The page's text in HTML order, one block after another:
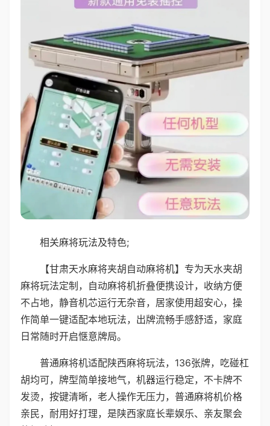
相关麻将玩法及特色;
【甘肃天水麻将夹胡自动麻将机】专为天水夹胡
麻将玩法定制，自动麻将机折叠便携设计，收纳方便
不占地，静音机芯运行无杂音，居家使用超安心，操
作简单一键适配本地玩法，出牌流畅手感舒适，家庭
日常随时开启惬意牌局。
普通麻将机适配陕西麻将玩法，136张牌，吃碰杠
胡均可，牌型简单接地气，机器运行稳定，不卡牌不
发烫，按键清晰，老人操作无压力，普通麻将机价格
亲民，耐用好打理，是陕西家庭长辈娱乐、亲友聚会